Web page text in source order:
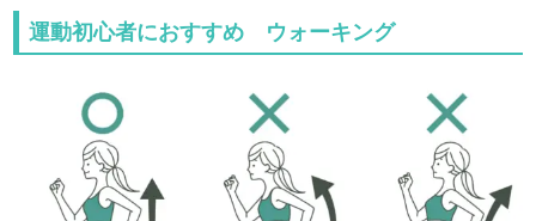
運動初心者におすすめ ウォーキング